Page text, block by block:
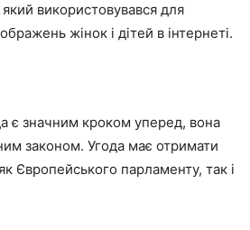
використовувався для
жінок і дітей в інтернеті.
є значним кроком уперед, вона
законом. Угода має отримати
Європейського парламенту, так і